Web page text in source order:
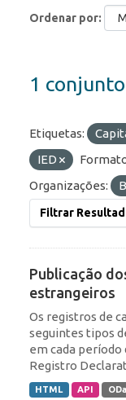
Ordenar por
1
Etiquetas:
IED
Organizações:
Filtrar
Publicação
estrangeiros
Os registros de
seguintes tipos
em cada
Registro
HTML API